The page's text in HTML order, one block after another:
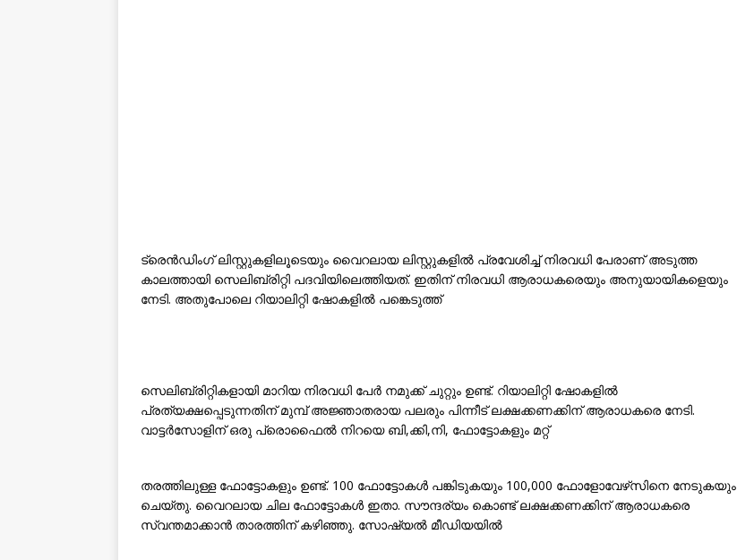
ട്രെൻഡിംഗ് ലിസ്റ്റുകളിലൂടെയും വൈറലായ ലിസ്റ്റുകളിൽ പ്രവേശിച്ച് നിരവധി പേരാണ് അടുത്ത
കാലത്തായി സെലിബ്രിറ്റി പദവിയിലെത്തിയത്. ഇതിന് നിരവധി ആരാധകരെയും അനുയായികളെയും
നേടി. അതുപോലെ റിയാലിറ്റി ഷോകളിൽ പങ്കെടുത്ത്
സെലിബ്രിറ്റികളായി മാറിയ നിരവധി പേർ നമുക്ക് ചുറ്റും ഉണ്ട്. റിയാലിറ്റി ഷോകളിൽ
പ്രത്യക്ഷപ്പെടുന്നതിന് മുമ്പ് അജ്ഞാതരായ പലരും പിന്നീട് ലക്ഷക്കണക്കിന് ആരാധകരെ നേടി.
വാട്ടർസോളിന് ഒരു പ്രൊഫൈൽ നിറയെ ബി,ക്കി,നി, ഫോട്ടോകളും മറ്റ്
തരത്തിലുള്ള ഫോട്ടോകളും ഉണ്ട്. 100 ഫോട്ടോകൾ പങ്കിടുകയും 100,000 ഫോളോവേഴ്‌സിനെ നേടുകയും
ചെയ്തു. വൈറലായ ചില ഫോട്ടോകൾ ഇതാ. സൗന്ദര്യം കൊണ്ട് ലക്ഷക്കണക്കിന് ആരാധകരെ
സ്വന്തമാക്കാൻ താരത്തിന് കഴിഞ്ഞു. സോഷ്യൽ മീഡിയയിൽ